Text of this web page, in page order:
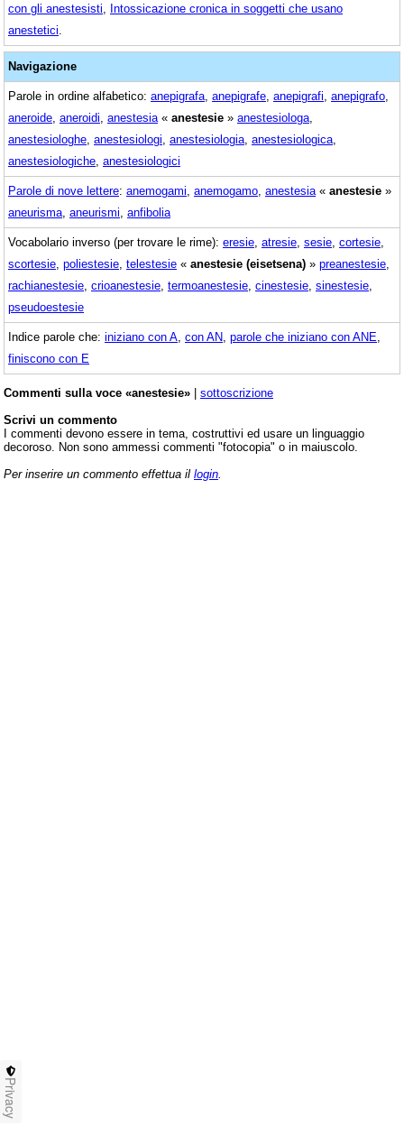
con gli anestesisti
Intossicazione cronica in soggetti che usano
anestetici
Navigazione
Parole in ordine alfabetico: anepigrafa anepigrafe anepigrafi anepigrafo
aneroide aneroidi anestesia « anestesie » anestesiologa
anestesiologhe anestesiologi anestesiologia anestesiologica
anestesiologiche anestesiologici
Parole di nove lettere: anemogami anemogamo anestesia « anestesie »
aneurisma aneurismi anfibolia
Vocabolario inverso (per trovare le rime): eresie atresie sesie cortesie
scortesie poliestesie telestesie « anestesie (eisetsena) » preanestesie
rachianestesie crioanestesie termoanestesie cinestesie sinestesie
pseudoestesie
Indice parole che: iniziano con A con AN parole che iniziano con ANE
finiscono con E
Commenti sulla voce «anestesie» | sottoscrizione
Scrivi un commento
I commenti devono essere in tema, costruttivi ed usare un linguaggio
decoroso. Non sono ammessi commenti "fotocopia" o in maiuscolo.
Per inserire un commento effettua il login
Privacy